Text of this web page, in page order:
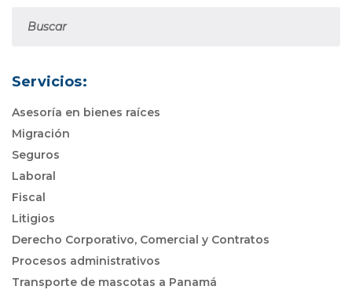
Servicios:
Asesoría en bienes raíces
Migración
Seguros
Laboral
Fiscal
Litigios
Derecho Corporativo, Comercial y Contratos
Procesos administrativos
Transporte de mascotas a Panamá